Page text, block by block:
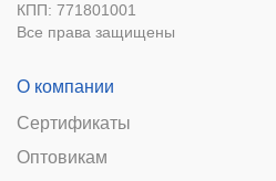
КПП: 771801001
Все права защищены
О компании
Сертификаты
Оптовикам